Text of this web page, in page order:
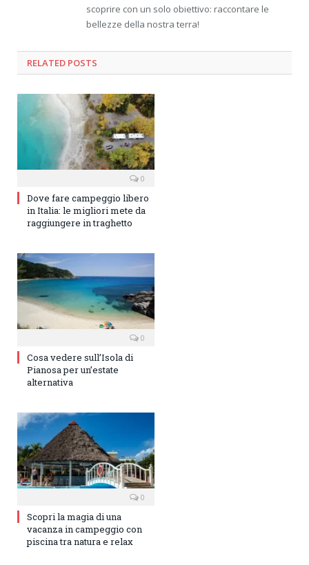
scoprire con un solo obiettivo: raccontare le
bellezze della nostra terra!
RELATED POSTS
0
Dove fare campeggio libero
in Italia: le migliori mete da
raggiungere in traghetto
0
Cosa vedere sull’Isola di
Pianosa per un’estate
alternativa
0
Scopri la magia di una
vacanza in campeggio con
piscina tra natura e relax